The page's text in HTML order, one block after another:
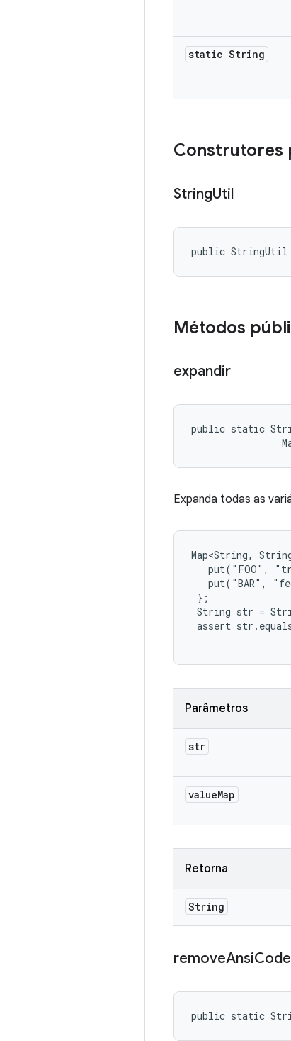
static String
Construtores
StringUtil
public
Métodos
expandir
public static
Expanda todas as
Map<String,
put("FOO",
put("BAR",
};
String str =
assert
Parâmetros
str
valueMap
Retorna
String
removeAnsi
public static